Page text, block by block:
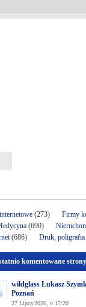
(273) Firmy
(690)
(686) Druk, poligrafia
komentowane strony
wildglass Łukasz
Poznań
27 Lipca 2026, o 17:20